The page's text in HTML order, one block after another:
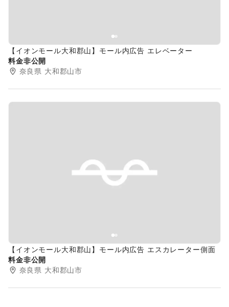
【イオンモール大和郡山】モール内広告 エレベーター
料金非公開
奈良県 大和郡山市
Previous slide
【イオンモール大和郡山】モール内広告 エスカレーター側面
料金非公開
奈良県 大和郡山市